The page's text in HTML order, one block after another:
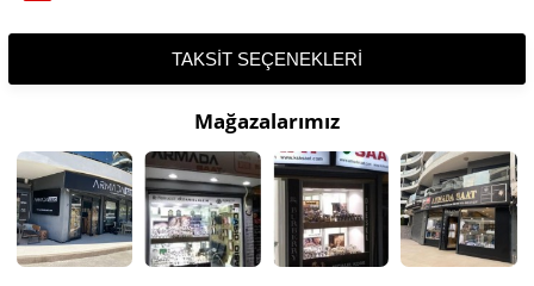
TAKSIT SEÇENEKLERI
Mağazalarımız